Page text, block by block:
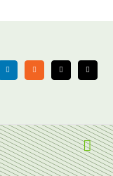
LinkedIn Rss X Email